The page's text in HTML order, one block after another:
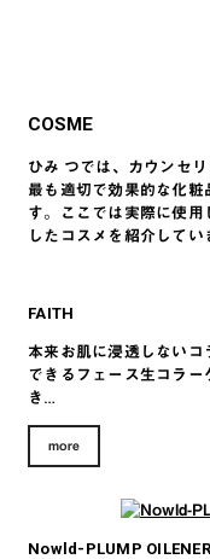
COSME
ひみ つでは、カウンセ
最も適切で効果的な化
す。ここでは実際に使
したコスメを紹介してい
FAITH
本来お肌に浸透しない
できるフェース生コラ
き…
more
Nowld-PLUMP